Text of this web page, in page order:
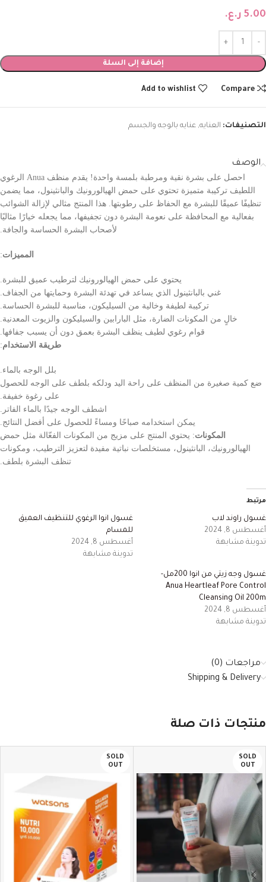
5.00 ر.ع.
إضافة إلى السلة
Compare
Add to wishlist
التصنيفات: العنايه, عنايه بالوجه والجسم
الوصف
احصل على بشرة نقية ومرطبة بلمسة واحدة! يقدم منظف Anua الرغوي
اللطيف تركيبة متميزة تحتوي على حمض الهيالورونيك والبانثينول، مما يضمن
تنظيفًا عميقًا للبشرة مع الحفاظ على رطوبتها. هذا المنتج مثالي لإزالة الشوائب
بفعالية مع المحافظة على نعومة البشرة دون تجفيفها، مما يجعله خيارًا مثاليًا
لأصحاب البشرة الحساسة والجافة.
المميزات:
يحتوي على حمض الهيالورونيك لترطيب عميق للبشرة.
غني بالبانثينول الذي يساعد في تهدئة البشرة وحمايتها من الجفاف.
تركيبة لطيفة وخالية من السيليكون، مناسبة للبشرة الحساسة.
خالٍ من المكونات الضارة، مثل البارابين والسيليكون والزيوت المعدنية.
قوام رغوي لطيف ينظف البشرة بعمق دون أن يسبب جفافها.
طريقة الاستخدام:
بلل الوجه بالماء.
ضع كمية صغيرة من المنظف على راحة اليد ودلكه بلطف على الوجه للحصول
على رغوة خفيفة.
اشطف الوجه جيدًا بالماء الفاتر.
يمكن استخدامه صباحًا ومساءً للحصول على أفضل النتائج.
المكونات: يحتوي المنتج على مزيج من المكونات الفعّالة مثل حمض
الهيالورونيك، البانثينول، مستخلصات نباتية مفيدة لتعزيز الترطيب، ومكونات
تنظف البشرة بلطف.
مرتبط
غسول راوند لاب
أغسطس 8, 2024
تدوينة مشابهة
غسول انوا الرغوي للتنظيف العميق
للمسام
أغسطس 8, 2024
تدوينة مشابهة
غسول وجه زيتي من انوا 200مل-
Anua Heartleaf Pore Control
Cleansing Oil 200m
أغسطس 8, 2024
تدوينة مشابهة
مراجعات (0)
Shipping & Delivery
منتجات ذات صلة
SOLD
OUT
SOLD
OUT